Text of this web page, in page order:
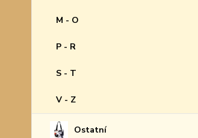
M - O
P - R
S - T
V - Z
Ostatní